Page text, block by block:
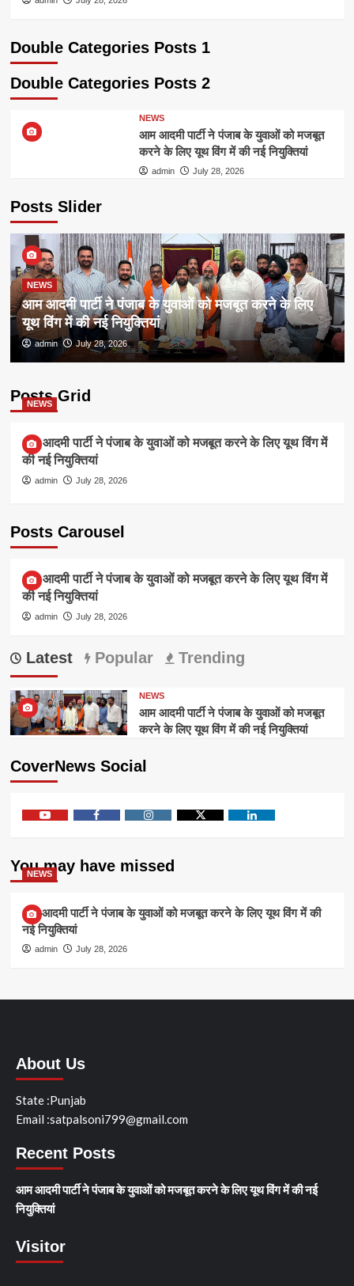
Double Categories Posts 1
Double Categories Posts 2
NEWS
आम आदमी पार्टी ने पंजाब के युवाओं को मजबूत
करने के लिए यूथ विंग में की नई नियुक्तियां
admin July 28, 2026
Posts Slider
NEWS
आम आदमी पार्टी ने पंजाब के युवाओं को मजबूत करने के लिए
यूथ विंग में की नई नियुक्तियां
admin July 28, 2026
Posts Grid
NEWS
आम आदमी पार्टी ने पंजाब के युवाओं को मजबूत करने के लिए यूथ विंग में
की नई नियुक्तियां
admin July 28, 2026
Posts Carousel
NEWS
आम आदमी पार्टी ने पंजाब के युवाओं को मजबूत करने के लिए यूथ विंग में
की नई नियुक्तियां
admin July 28, 2026
Latest Popular Trending
NEWS
आम आदमी पार्टी ने पंजाब के युवाओं को मजबूत
करने के लिए यूथ विंग में की नई नियुक्तियां
CoverNews Social
You may have missed
NEWS
आम आदमी पार्टी ने पंजाब के युवाओं को मजबूत करने के लिए यूथ विंग में की
नई नियुक्तियां
admin July 28, 2026
About Us
State :Punjab
Email :satpalsoni799@gmail.com
Recent Posts
आम आदमी पार्टी ने पंजाब के युवाओं को मजबूत करने के लिए यूथ विंग में की नई
नियुक्तियां
Visitor